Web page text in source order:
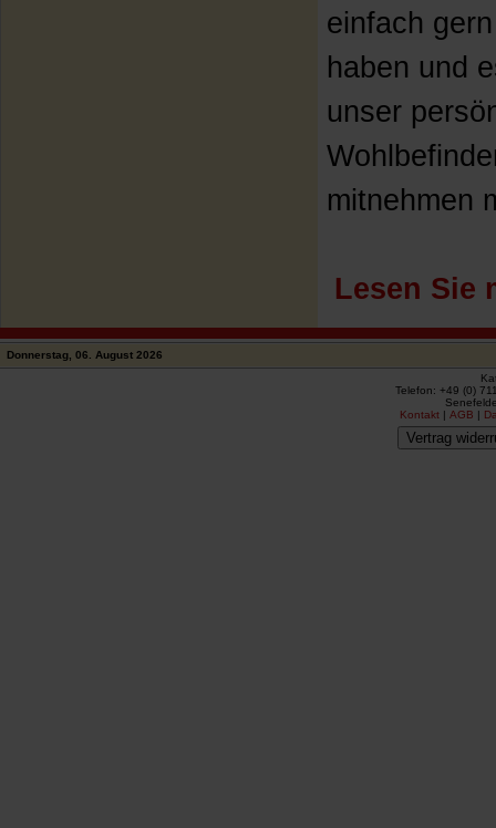
einfach
haben und
unser
mitnehmen
Lesen Sie
Donnerstag, 06. August 2026
Telefon: +49 (0)
Kontakt |AGB |
Vertrag